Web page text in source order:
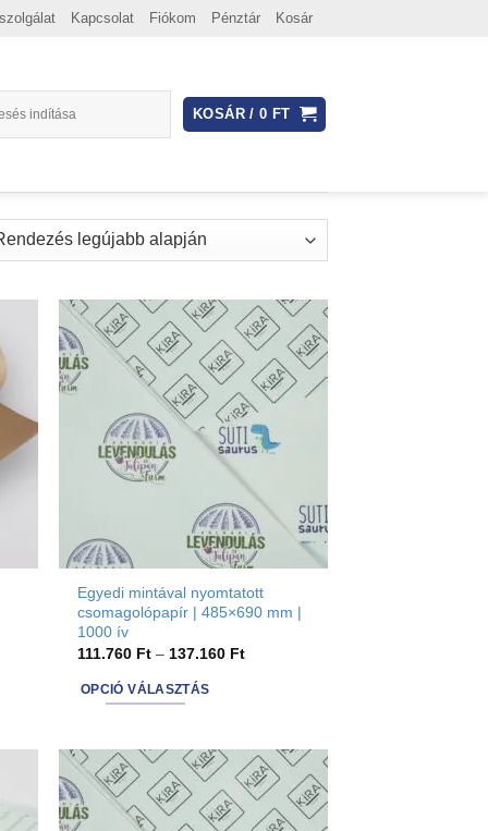
Kapcsolat Fiókom Pénztár Kosár
KOSÁR /0 FT
Egyedi mintával nyomtatott
csomagolópapír | 485×690 mm |
1000 ív
111.760 Ft – 137.160 FtÁrtartomány:
OPCIÓ VÁLASZTÁS
has
options
that